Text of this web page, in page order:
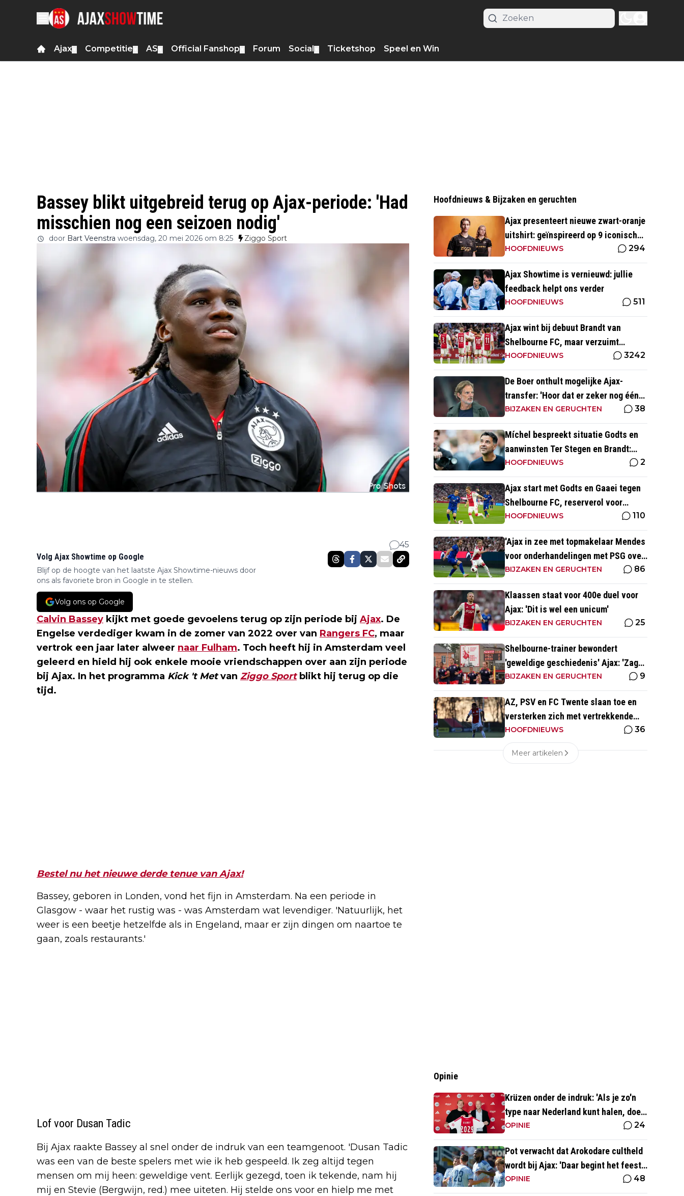
Ajax Competitie AS Official Fanshop Forum Social Ticketshop Speel en Win
Bassey blikt uitgebreid terug op Ajax-periode: 'Had
misschien nog een seizoen nodig'
door Bart Veenstra woensdag, 20 mei 2026 om 8:25 Ziggo Sport
45
Volg Ajax Showtime op Google
Blijf op de hoogte van het laatste Ajax Showtime-nieuws door
ons als favoriete bron in Google in te stellen.
Volg ons op Google
Calvin Bassey kijkt met goede gevoelens terug op zijn periode bij Ajax. De
Engelse verdediger kwam in de zomer van 2022 over van Rangers FC, maar
vertrok een jaar later alweer naar Fulham. Toch heeft hij in Amsterdam veel
geleerd en hield hij ook enkele mooie vriendschappen over aan zijn periode
bij Ajax. In het programma Kick 't Metvan Ziggo Sport blikt hij terug op die
tijd.
Bestel nu het nieuwe derde tenue van Ajax!
Bassey, geboren in Londen, vond het fijn in Amsterdam. Na een periode in
Glasgow - waar het rustig was - was Amsterdam wat levendiger. 'Natuurlijk, het
weer is een beetje hetzelfde als in Engeland, maar er zijn dingen om naartoe te
gaan, zoals restaurants.'
Lof voor Dusan Tadic
Bij Ajax raakte Bassey al snel onder de indruk van een teamgenoot. 'Dusan Tadic
was een van de beste spelers met wie ik heb gespeeld. Ik zeg altijd tegen
mensen om mij heen: geweldige vent. Eerlijk gezegd, toen ik tekende, nam hij
mij en Stevie (Bergwijn, red.) mee uiteten. Hij stelde ons voor en hielp me met
Hoofdnieuws & Bijzaken en geruchten
Ajax presenteert nieuwe zwart-oranje
uitshirt: geïnspireerd op 9 iconische
momenten uit clubhistorie
HOOFDNIEUWS 294
Ajax Showtime is vernieuwd: jullie
feedback helpt ons verder
HOOFDNIEUWS 511
Ajax wint bij debuut Brandt van
Shelbourne FC, maar verzuimt
afstand te nemen
HOOFDNIEUWS 3242
De Boer onthult mogelijke Ajax-
transfer: 'Hoor dat er zeker nog één
groot kanon aankomt'
BIJZAKEN EN GERUCHTEN 38
Míchel bespreekt situatie Godts en
aanwinsten Ter Stegen en Brandt:
'Julian kan spelen in de slotfase'
HOOFDNIEUWS 2
Ajax start met Godts en Gaaei tegen
Shelbourne FC, reserverol voor
Brandt en Ter Stegen
HOOFDNIEUWS 110
'Ajax in zee met topmakelaar Mendes
voor onderhandelingen met PSG over
Godts'
BIJZAKEN EN GERUCHTEN 86
Klaassen staat voor 400e duel voor
Ajax: 'Dit is wel een unicum'
BIJZAKEN EN GERUCHTEN 25
Shelbourne-trainer bewondert
'geweldige geschiedenis' Ajax: 'Zag
Kluivert de winnende scoren'
BIJZAKEN EN GERUCHTEN 9
AZ, PSV en FC Twente slaan toe en
versterken zich met vertrekkende
Ajax-talenten
HOOFDNIEUWS 36
Meer artikelen
Opinie
Krüzen onder de indruk: 'Als je zo'n
type naar Nederland kunt halen, doe
je iets goed'
OPINIE 24
Pot verwacht dat Arokodare cultheld
wordt bij Ajax: 'Daar begint het feest
eigenlijk al'
OPINIE 48